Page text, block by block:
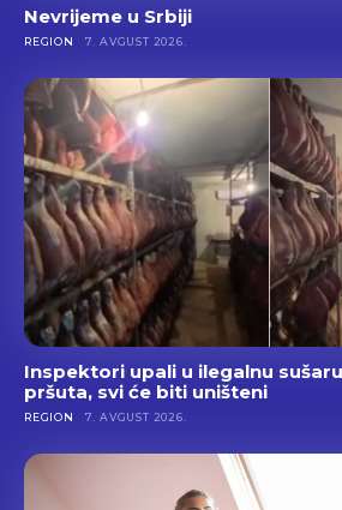
Nevrijeme u Srbiji
REGION 7. AVGUST 2026.
Inspektori upali u ilegalnu
pršuta, svi će biti uništeni
REGION 7. AVGUST 2026.